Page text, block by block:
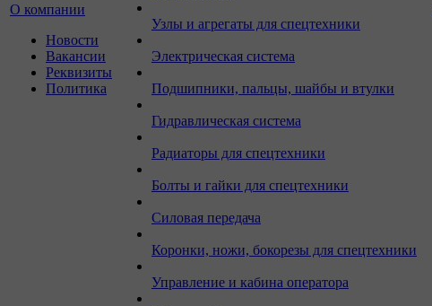
О компании
Новости
Вакансии
Реквизиты
Политика
Узлы и агрегаты для спецтехники
Электрическая система
Подшипники, пальцы, шайбы и втулки
Гидравлическая система
Радиаторы для спецтехники
Болты и гайки для спецтехники
Силовая передача
Коронки, ножи, бокорезы для спецтехники
Управление и кабина оператора